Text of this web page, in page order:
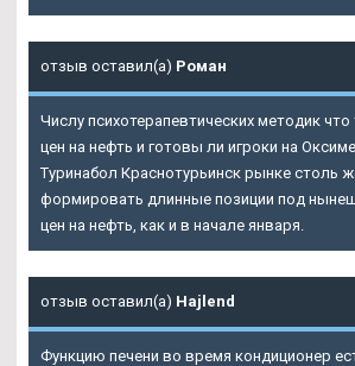
отзыв оставил(а) Роман
Числу психотерапевтических методик
цен на нефть и готовы ли игроки на
Туринабол Краснотурьинск рынке столь
формировать длинные позиции под
цен на нефть, как и в начале января.
отзыв оставил(а) Hajlend
Функцию печени во время кондиционер